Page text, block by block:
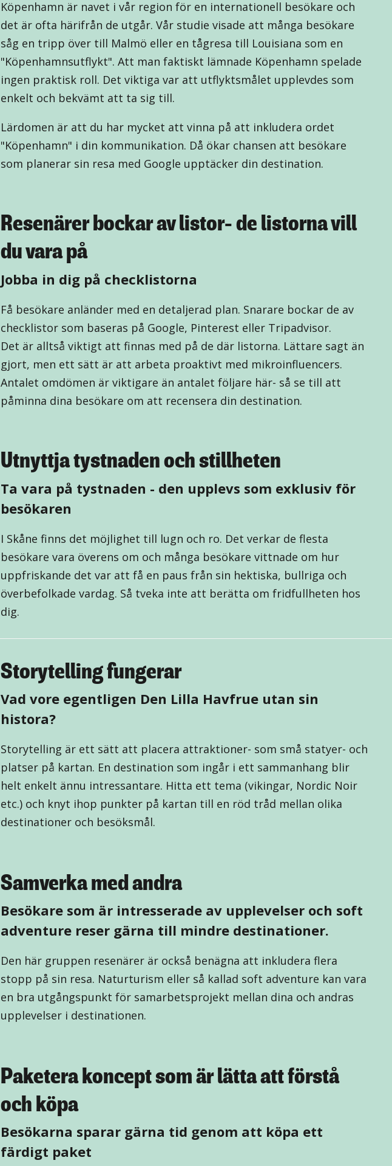
Köpenhamn är navet i vår region för en internationell besökare och
det är ofta härifrån de utgår. Vår studie visade att många besökare
såg en tripp över till Malmö eller en tågresa till Louisiana som en
"Köpenhamnsutflykt". Att man faktiskt lämnade Köpenhamn spelade
ingen praktisk roll. Det viktiga var att utflyktsmålet upplevdes som
enkelt och bekvämt att ta sig till.
Lärdomen är att du har mycket att vinna på att inkludera ordet
"Köpenhamn" i din kommunikation. Då ökar chansen att besökare
som planerar sin resa med Google upptäcker din destination.
Resenärer bockar av listor- de listorna vill
du vara på
Jobba in dig på checklistorna
Få besökare anländer med en detaljerad plan. Snarare bockar de av
checklistor som baseras på Google, Pinterest eller Tripadvisor.
Det är alltså viktigt att finnas med på de där listorna. Lättare sagt än
gjort, men ett sätt är att arbeta proaktivt med mikroinfluencers.
Antalet omdömen är viktigare än antalet följare här- så se till att
påminna dina besökare om att recensera din destination.
Utnyttja tystnaden och stillheten
Ta vara på tystnaden - den upplevs som exklusiv för
besökaren
I Skåne finns det möjlighet till lugn och ro. Det verkar de flesta
besökare vara överens om och många besökare vittnade om hur
uppfriskande det var att få en paus från sin hektiska, bullriga och
överbefolkade vardag. Så tveka inte att berätta om fridfullheten hos
dig.
Storytelling fungerar
Vad vore egentligen Den Lilla Havfrue utan sin
histora?
Storytelling är ett sätt att placera attraktioner- som små statyer- och
platser på kartan. En destination som ingår i ett sammanhang blir
helt enkelt ännu intressantare. Hitta ett tema (vikingar, Nordic Noir
etc.) och knyt ihop punkter på kartan till en röd tråd mellan olika
destinationer och besöksmål.
Samverka med andra
Besökare som är intresserade av upplevelser och soft
adventure reser gärna till mindre destinationer.
Den här gruppen resenärer är också benägna att inkludera flera
stopp på sin resa. Naturturism eller så kallad soft adventure kan vara
en bra utgångspunkt för samarbetsprojekt mellan dina och andras
upplevelser i destinationen.
Paketera koncept som är lätta att förstå
och köpa
Besökarna sparar gärna tid genom att köpa ett
färdigt paket